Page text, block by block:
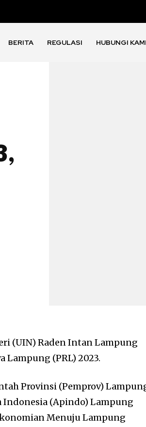
BERITA REGULASI HUBUNGI
(UIN) Raden Intan Lampung
Lampung (PRL) 2023.
Provinsi (Pemprov)
Indonesia (Apindo) Lampung
Menuju Lampung